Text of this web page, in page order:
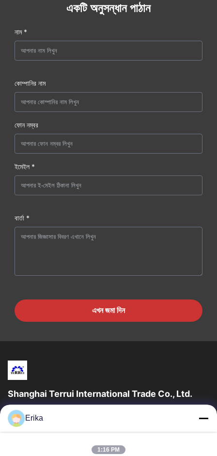
একটি অনুসন্ধান পাঠান
নাম *
কোম্পানির নাম
ফোন নম্বর
ইমেইল *
বার্তা *
এখন জমা দিন
Shanghai Terrui International Trade Co., Ltd.
সাংহাই টেরুই ইন্টারন্যাশনাল ট্রেড কোং লিমিটেড ২০০২ সালে প্রতিষ্ঠিত হয়েছিল যা গবাদি
পশুর সরঞ্জাম বিকাশ, উত্পাদন এবং বিক্রয়ের ক্ষেত্রে বিশেষীকরণ...
গুরুত্বপূর্ণ সংযোগ
পণ্য
Erika
1:16 PM